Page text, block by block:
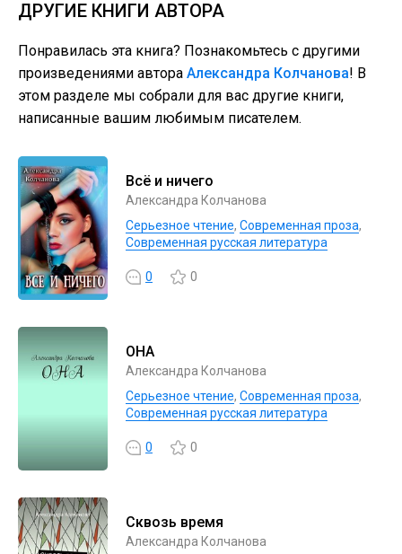
ДРУГИЕ КНИГИ АВТОРА
Понравилась эта книга? Познакомьтесь с другими
произведениями автора Александра Колчанова! В
этом разделе мы собрали для вас другие книги,
написанные вашим любимым писателем.
Всё и ничего
Александра Колчанова
Серьезное чтение, Современная проза,
Современная русская литература
0 0
ОНА
Александра Колчанова
Серьезное чтение, Современная проза,
Современная русская литература
0 0
Сквозь время
Александра Колчанова